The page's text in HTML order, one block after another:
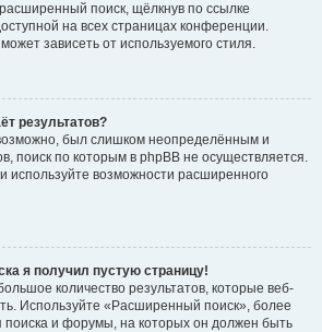
поиск, щёлкнув по ссылке
на всех страницах конференции.
зависеть от используемого стиля.
результатов?
был слишком неопределённым и
поиск по которым в phpBB не осуществляется.
используйте возможности расширенного
я получил пустую страницу!
количество результатов, которые веб-
Используйте «Расширенный поиск», более
поиска и форумы, на которых он должен быть